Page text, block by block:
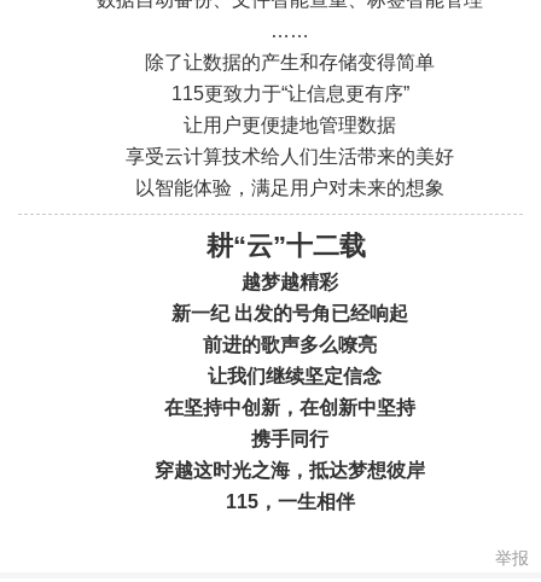
.
.
.
.
……
除了让数据的产生和存储变得简单
115更致力于“让信息更有序”
让用户更便捷地管理数据
享受云计算技术给人们生活带来的美好
以智能体验，满足用户对未来的想象
耕“云”十二载
越梦越精彩
新一纪 出发的号角已经响起
前进的歌声多么嘹亮
让我们继续坚定信念
在坚持中创新， 在创新中坚持
携手同行
穿越这时光之海， 抵达梦想彼岸
115，一生相伴
举报